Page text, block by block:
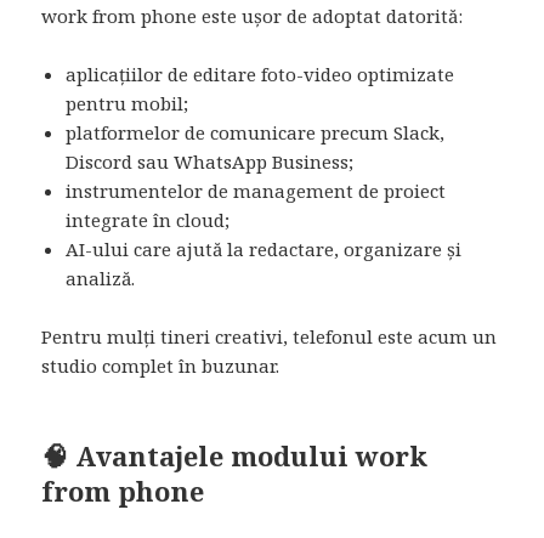
work from phone este ușor de adoptat datorită:
aplicațiilor de editare foto-video optimizate
pentru mobil;
platformelor de comunicare precum Slack,
Discord sau WhatsApp Business;
instrumentelor de management de proiect
integrate în cloud;
AI-ului care ajută la redactare, organizare și
analiză.
Pentru mulți tineri creativi, telefonul este acum un
studio complet în buzunar.
🧠 Avantajele modului work
from phone